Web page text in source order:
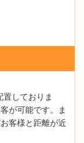
置しておりま
が可能です。ま
客様と距離が近